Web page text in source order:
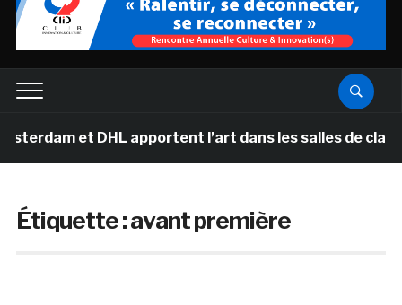
et DHL apportent l’art dans les salles de classe
Étiquette :avant première